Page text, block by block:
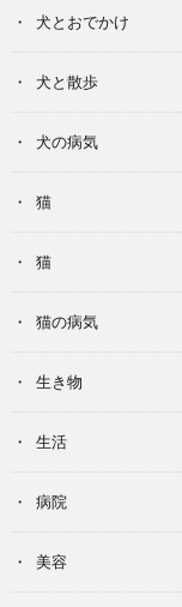
犬とおでかけ
犬と散歩
犬の病気
猫
猫
猫の病気
生き物
生活
病院
美容